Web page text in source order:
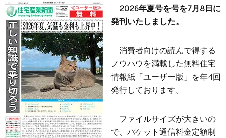
2026年夏号を号を7月8日に
発刊いたしました。
消費者向けの読んで得する
ノウハウを満載した無料住宅
情報紙「ユーザー版」を年4回
発行しております。
ファイルサイズが大きいの
で、パケット通信料金定額制